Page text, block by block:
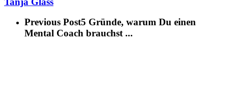
Previous Post5 Gründe, warum Du einen
Mental Coach brauchst ...